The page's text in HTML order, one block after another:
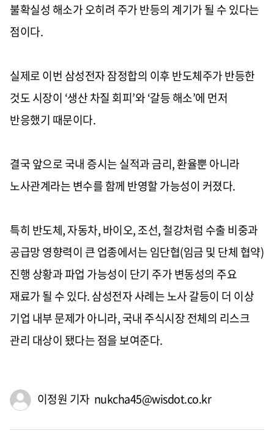
불확실성 해소가 오히려 주가 반등의 계기가 될 수 있다는
점이다.
실제로 이번 삼성전자 잠정합의 이후 반도체주가 반등한
것도 시장이 ‘생산 차질 회피’와 ‘갈등 해소’에 먼저
반응했기 때문이다.
결국 앞으로 국내 증시는 실적과 금리, 환율뿐 아니라
노사관계라는 변수를 함께 반영할 가능성이 커졌다.
특히 반도체, 자동차, 바이오, 조선, 철강처럼 수출 비중과
공급망 영향력이 큰 업종에서는 임단협(임금 및 단체 협약)
진행 상황과 파업 가능성이 단기 주가 변동성의 주요
재료가 될 수 있다. 삼성전자 사례는 노사 갈등이 더 이상
기업 내부 문제가 아니라, 국내 주식시장 전체의 리스크
관리 대상이 됐다는 점을 보여준다.
이정원 기자 nukcha45@wisdot.co.kr